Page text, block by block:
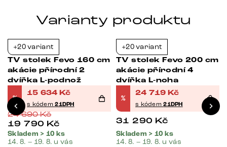
Varianty produktu
+20 variant
TV stolek Fevo 160 cm
akácie přírodní 2
dvířka L-podnož
%
15 634 Kč
s kódem21DPH
24 690Kč
19 790 Kč
Skladem > 10 ks
14. 8. – 19. 8. u vás
+20 variant
TV stolek Fevo 200 cm
akácie přírodní 4
dvířka L-noha
%
24 719 Kč
s kódem21DPH
31 290 Kč
Skladem > 10 ks
14. 8. – 19. 8. u vás